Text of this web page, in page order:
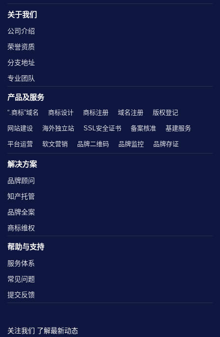
关于我们
公司介绍
荣誉资质
分支地址
专业团队
产品及服务
“.商标”域名 商标设计 商标注册 域名注册 版权登记
网站建设 海外独立站 SSL安全证书 备案核准 基建服务
平台运营 软文营销 品牌二维码 品牌监控 品牌存证
解决方案
品牌顾问
知产托管
品牌全案
商标维权
帮助与支持
服务体系
常见问题
提交反馈
关注我们 了解最新动态